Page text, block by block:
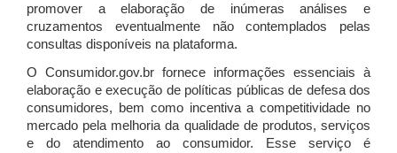
promover a elaboração de inúmeras análises e
cruzamentos eventualmente não contemplados pelas
consultas disponíveis na plataforma.
O Consumidor.gov.br fornece informações essenciais à
elaboração e execução de políticas públicas de defesa dos
consumidores, bem como incentiva a competitividade no
mercado pela melhoria da qualidade de produtos, serviços
e do atendimento ao consumidor. Esse serviço é